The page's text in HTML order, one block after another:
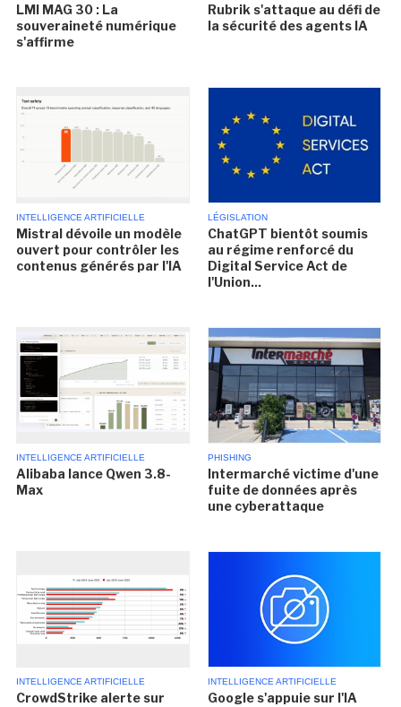
LMI MAG 30 : La
souveraineté numérique
s'affirme
Rubrik s'attaque au défi de
la sécurité des agents IA
INTELLIGENCE ARTIFICIELLE
Mistral dévoile un modèle
ouvert pour contrôler les
contenus générés par l'IA
LÉGISLATION
ChatGPT bientôt soumis
au régime renforcé du
Digital Service Act de
l'Union...
INTELLIGENCE ARTIFICIELLE
Alibaba lance Qwen 3.8-
Max
PHISHING
Intermarché victime d'une
fuite de données après
une cyberattaque
INTELLIGENCE ARTIFICIELLE
CrowdStrike alerte sur
INTELLIGENCE ARTIFICIELLE
Google s'appuie sur l'IA